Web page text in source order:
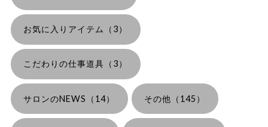
お気に入りアイテム（3）
こだわりの仕事道具（3）
サロンのNEWS（14） その他（145）